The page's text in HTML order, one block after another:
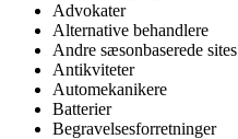
Advokater
Alternative behandlere
Andre sæsonbaserede sites
Antikviteter
Automekanikere
Batterier
Begravelsesforretninger